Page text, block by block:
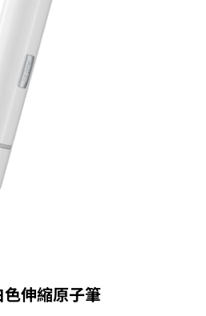
伸縮原子筆